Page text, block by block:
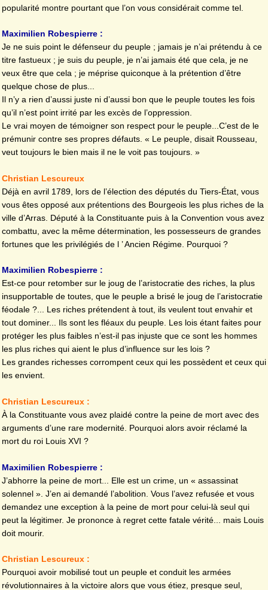
popularité montre pourtant que l’on vous considérait comme tel.
Maximilien Robespierre :
Je ne suis point le défenseur du peuple ; jamais je n’ai prétendu à ce
titre fastueux ; je suis du peuple, je n’ai jamais été que cela, je ne
veux être que cela ; je méprise quiconque à la prétention d’être
quelque chose de plus...
Il n’y a rien d’aussi juste ni d’aussi bon que le peuple toutes les fois
qu’il n’est point irrité par les excès de l’oppression.
Le vrai moyen de témoigner son respect pour le peuple...C’est de le
prémunir contre ses propres défauts. « Le peuple, disait Rousseau,
veut toujours le bien mais il ne le voit pas toujours. »
Christian Lescureux
Déjà en avril 1789, lors de l’élection des députés du Tiers-État, vous
vous êtes opposé aux prétentions des Bourgeois les plus riches de la
ville d’Arras. Député à la Constituante puis à la Convention vous avez
combattu, avec la même détermination, les possesseurs de grandes
fortunes que les privilégiés de l ’ Ancien Régime. Pourquoi ?
Maximilien Robespierre :
Est-ce pour retomber sur le joug de l’aristocratie des riches, la plus
insupportable de toutes, que le peuple a brisé le joug de l’aristocratie
féodale ?... Les riches prétendent à tout, ils veulent tout envahir et
tout dominer... Ils sont les fléaux du peuple. Les lois étant faites pour
protéger les plus faibles n’est-il pas injuste que ce sont les hommes
les plus riches qui aient le plus d’influence sur les lois ?
Les grandes richesses corrompent ceux qui les possèdent et ceux qui
les envient.
Christian Lescureux :
À la Constituante vous avez plaidé contre la peine de mort avec des
arguments d’une rare modernité. Pourquoi alors avoir réclamé la
mort du roi Louis XVI ?
Maximilien Robespierre :
J’abhorre la peine de mort... Elle est un crime, un « assassinat
solennel ». J’en ai demandé l’abolition. Vous l’avez refusée et vous
demandez une exception à la peine de mort pour celui-là seul qui
peut la légitimer. Je prononce à regret cette fatale vérité... mais Louis
doit mourir.
Christian Lescureux :
Pourquoi avoir mobilisé tout un peuple et conduit les armées
révolutionnaires à la victoire alors que vous étiez, presque seul,